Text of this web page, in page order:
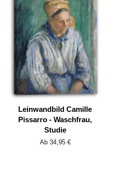
Leinwandbild Camille
Pissarro - Waschfrau,
Studie
Ab 34,95 €